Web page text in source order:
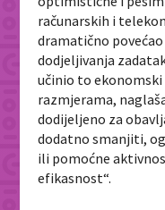
računarskih i
dramatično
dodjeljivanja
učinio to
razmjerama,
dodijeljeno za
dodatno smanjiti,
ili pomoćne
efikasnost“.